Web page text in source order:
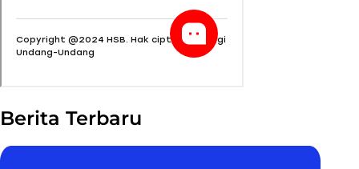
Berita Terbaru